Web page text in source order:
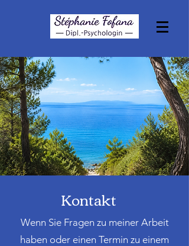
Kontakt
Wenn Sie Fragen zu meiner Arbeit
haben oder einen Termin zu einem